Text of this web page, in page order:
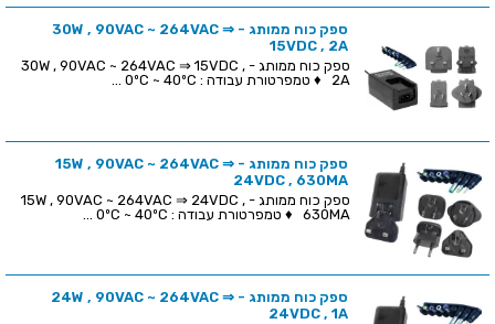
ספק כוח ממותג - 30W , 90VAC ~ 264VAC ⇒
15VDC , 2A
ספק כוח ממותג - 30W , 90VAC ~ 264VAC ⇒ 15VDC ,
2A ♦ טמפרטורת עבודה : 0ºC ~ 40ºC ...
ספק כוח ממותג - 15W , 90VAC ~ 264VAC ⇒
24VDC , 630MA
ספק כוח ממותג - 15W , 90VAC ~ 264VAC ⇒ 24VDC ,
630MA ♦ טמפרטורת עבודה : 0ºC ~ 40ºC ...
ספק כוח ממותג - 24W , 90VAC ~ 264VAC ⇒
24VDC , 1A